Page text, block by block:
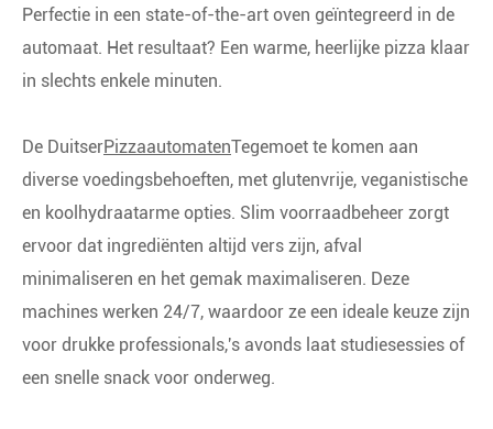
Perfectie in een state-of-the-art oven geïntegreerd in de
automaat. Het resultaat? Een warme, heerlijke pizza klaar
in slechts enkele minuten.
De DuitserPizzaautomatenTegemoet te komen aan
diverse voedingsbehoeften, met glutenvrije, veganistische
en koolhydraatarme opties. Slim voorraadbeheer zorgt
ervoor dat ingrediënten altijd vers zijn, afval
minimaliseren en het gemak maximaliseren. Deze
machines werken 24/7, waardoor ze een ideale keuze zijn
voor drukke professionals,'s avonds laat studiesessies of
een snelle snack voor onderweg.